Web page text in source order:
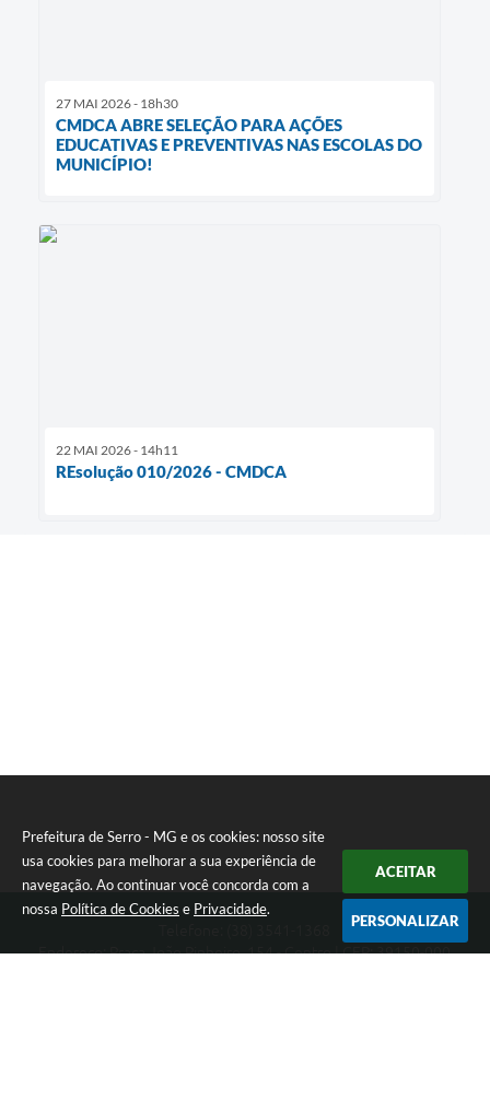
Prefeitura de Serro - MG e os cookies: nosso site
usa cookies para melhorar a sua experiência de
navegação. Ao continuar você concorda com a
nossa Política de Cookies e Privacidade.
ACEITAR
PERSONALIZAR
27 MAI 2026 - 18h30
CMDCA ABRE SELEÇÃO PARA AÇÕES
EDUCATIVAS E PREVENTIVAS NAS ESCOLAS DO
MUNICÍPIO!
22 MAI 2026 - 14h11
REsolução 010/2026 - CMDCA
Endereço: Praça João Pinheiro, 154 - Centro | CEP: 39150-000